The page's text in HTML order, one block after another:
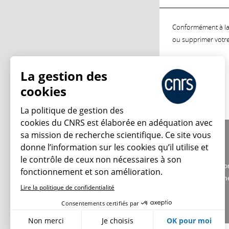
Conformément à
ou supprimer
Charte
Données
La gestion des
cookies
La politique de gestion des
cookies du CNRS est élaborée en adéquation avec
sa mission de recherche scientifique. Ce site vous
donne l’information sur les cookies qu’il utilise et
le contrôle de ceux non nécessaires à son
fonctionnement et son amélioration.
Lire la politique de confidentialité
Consentements certifiés par
Non merci Je choisis OK pour moi